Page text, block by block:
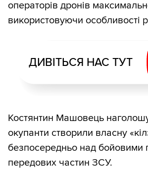
операторів дронів
використовуючи особливості
ДИВІТЬСЯ НАС ТУТ
Костянтин Машовець
окупанти створили власну
безпосередньо над бойовими
передових частин ЗСУ.